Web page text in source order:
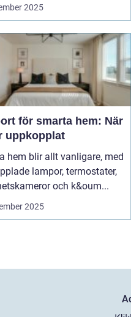
2025
för smarta hem: När
uppkopplat
hem blir allt vanligare, med
lampor, termostater,
och k&oum...
2025